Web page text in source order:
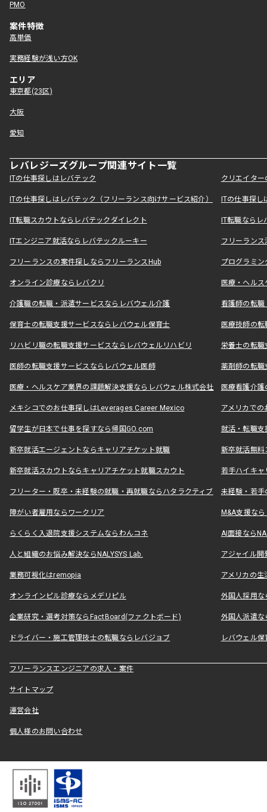
PMO
案件特徴
高単価
実務経験が浅い方OK
エリア
東京都(23区)
大阪
愛知
レバレジーズグループ関連サイト一覧
ITの仕事探しはレバテック クリエイタ
ITの仕事探しはレバテック（フリーランス向けサービス紹介） ITの仕事探
IT転職スカウトならレバテックダイレクト IT転職なら
ITエンジニア就活ならレバテックルーキー フリーラン
フリーランスの案件探しならフリーランスHub プログラミ
オンライン診療ならレバクリ 医療・ヘル
介護職の転職・派遣サービスならレバウェル介護 看護師の転
保育士の転職支援サービスならレバウェル保育士 医療技師の
リハビリ職の転職支援サービスならレバウェルリハビリ 栄養士の転
医師の転職支援サービスならレバウェル医師 薬剤師の転
医療・ヘルスケア業界の課題解決支援ならレバウェル株式会社 医療看護介
メキシコでのお仕事探しはLeverages Career Mexico アメリカで
留学生が日本で仕事を探すなら帰国GO.com 就活・転職
新卒就活エージェントならキャリアチケット就職 新卒就活無料
新卒就活スカウトならキャリアチケット就職スカウト 若手ハイキ
フリーター・既卒・未経験の就職・再就職ならハタラクティブ 未経験・若手
障がい者雇用ならワークリア M&A支援な
らくらく入退院支援システムならわんコネ AI面接なら
人と組織のお悩み解決ならNALYSYS Lab. アジャイル
業務可視化はremopia アメリカの
オンラインピル診療ならメデリピル 外国人採用
企業研究・選考対策ならFactBoard(ファクトボード) 外国人派遣な
ドライバー・施工管理技士の転職ならレバジョブ レバウェル
フリーランスエンジニアの求人・案件
サイトマップ
運営会社
個人様のお問い合わせ